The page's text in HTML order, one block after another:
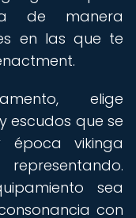
de manera
en las que te
elige
escudos que se
vikinga
sea
con